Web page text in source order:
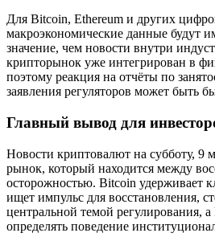
Для Bitcoin, Ethereum и других
макроэкономические данные будут
значение, чем новости внутри
крипторынок уже интегрирован в
поэтому реакция на отчёты по
заявления регуляторов может быть
Главный вывод для
Новости криптовалют на субботу, 9
рынок, который находится между
осторожностью. Bitcoin удерживает
ищет импульс для восстановления,
центральной темой регулирования,
определять поведение